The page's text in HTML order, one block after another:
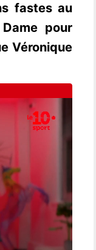
fastes au
pour
Véronique